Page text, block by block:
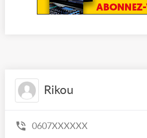
Rikou
0607XXXXXX